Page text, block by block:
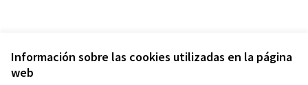
Información sobre las cookies utilizadas en la página
web
Ver todas las propuestas retiradas